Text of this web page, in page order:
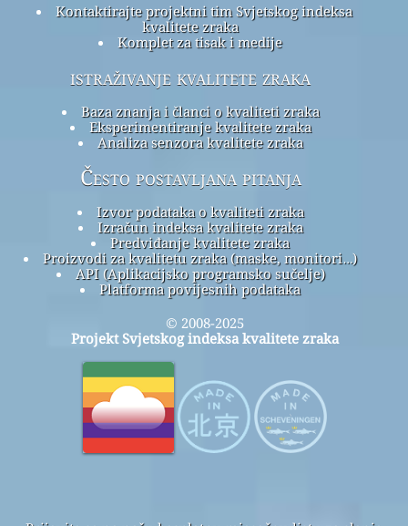
Kontaktirajte projektni tim Svjetskog indeksa
kvalitete zraka
Komplet za tisak i medije
istraživanje kvalitete zraka
Baza znanja i članci o kvaliteti zraka
Eksperimentiranje kvalitete zraka
Analiza senzora kvalitete zraka
Često postavljana pitanja
Izvor podataka o kvaliteti zraka
Izračun indeksa kvalitete zraka
Predviđanje kvalitete zraka
Proizvodi za kvalitetu zraka (maske, monitori…)
API (Aplikacijsko programsko sučelje)
Platforma povijesnih podataka
© 2008-2025
Projekt Svjetskog indeksa kvalitete zraka